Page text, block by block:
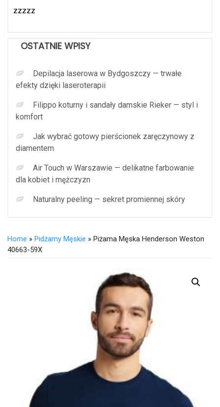
zzzzz
OSTATNIE WPISY
Depilacja laserowa w Bydgoszczy — trwałe
efekty dzięki laseroterapii
Filippo koturny i sandały damskie Rieker — styl i
komfort
Jak wybrać gotowy pierścionek zaręczynowy z
diamentem
Air Touch w Warszawie — delikatne farbowanie
dla kobiet i mężczyzn
Naturalny peeling — sekret promiennej skóry
Home » Pidżamy Męskie » Piżama Męska Henderson Weston
40663-59X